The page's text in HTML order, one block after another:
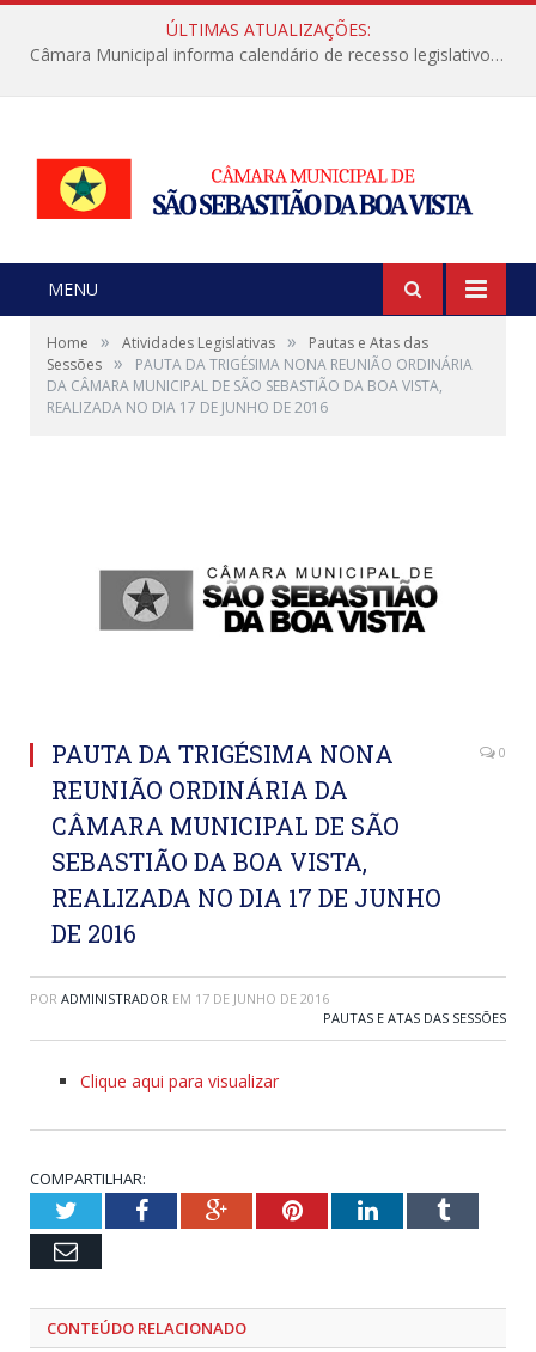
ÚLTIMAS ATUALIZAÇÕES:
Câmara Municipal informa calendário de recesso legislativo de julho
MENU
Home » Atividades Legislativas »
Pautas e Atas das
Sessões »
PAUTA DA TRIGÉSIMA NONA REUNIÃO ORDINÁRIA
DA CÂMARA MUNICIPAL DE SÃO SEBASTIÃO DA BOA VISTA,
REALIZADA NO DIA 17 DE JUNHO DE 2016
PAUTA DA TRIGÉSIMA NONA
REUNIÃO ORDINÁRIA DA
CÂMARA MUNICIPAL DE SÃO
SEBASTIÃO DA BOA VISTA,
REALIZADA NO DIA 17 DE JUNHO
DE 2016
0
POR ADMINISTRADOR EM 17 DE JUNHO DE 2016
PAUTAS E ATAS DAS SESSÕES
Clique aqui para visualizar
COMPARTILHAR:
TwitterFacebookGoogle+PinterestLinkedInTumblr
Email
CONTEÚDO RELACIONADO